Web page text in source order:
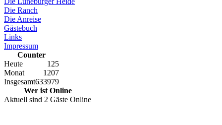
Die Ranch
Die Anreise
Gästebuch
Links
Impressum
Counter
Heute
125
Monat
1207
Insgesamt633979
Wer ist Online
Aktuell sind 2 Gäste Online